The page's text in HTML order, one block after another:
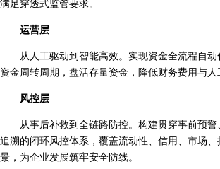
满足穿透式监管要求。
运营层
从人工驱动到智能高效。实现资金全流程自
资金周转周期，盘活存量资金，降低财务费用与人
风控层
从事后补救到全链路防控。构建贯穿事前预
追溯的闭环风控体系，覆盖流动性、信用、市场
景，为企业发展筑牢安全防线。